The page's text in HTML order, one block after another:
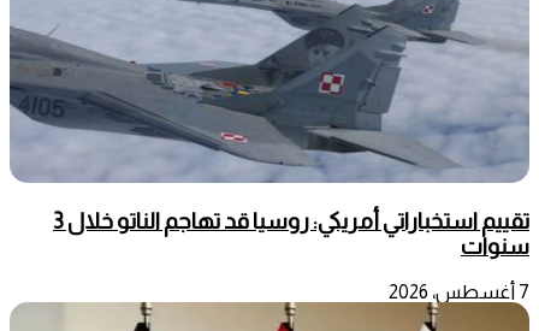
تقييم استخباراتي أمريكي: روسيا قد تهاجم الناتو خلال 3
سنوات
7 أغسطس، 2026